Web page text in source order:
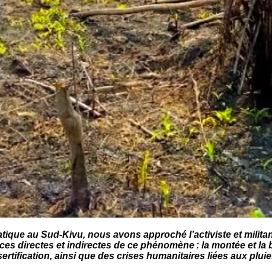
au Sud-Kivu, nous avons approché l’activiste et
directes et indirectes de ce phénomène : la montée et
ainsi que des crises humanitaires liées aux